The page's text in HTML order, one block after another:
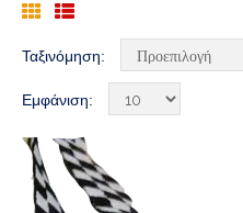
Ταξινόμηση:
Εμφάνιση: